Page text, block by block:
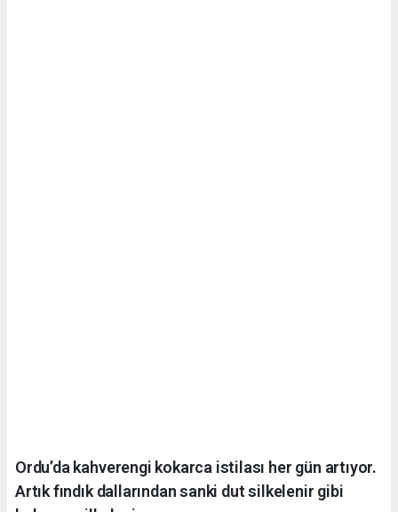
Ordu’da kahverengi kokarca istilası her gün artıyor.
Artık fındık dallarından sanki dut silkelenir gibi